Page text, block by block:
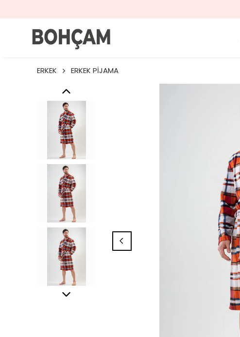
ERKEK ERKEK PİJAMA